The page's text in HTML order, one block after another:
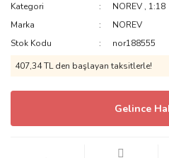
Kategori NOREV , 1:18
Marka
NOREV
Stok Kodu
nor188555
407,34 TL den başlayan taksitlerle!
Gelince